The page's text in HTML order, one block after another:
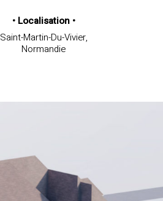
• Localisation •
Saint-Martin-Du-Vivier,
Normandie